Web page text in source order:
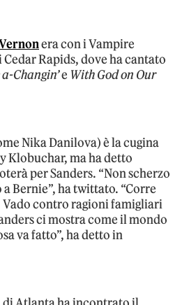
era con i Vampire
Rapids, dove ha cantato
Changin’e With God on Our
Nika Danilova) è la cugina
Klobuchar, ma ha detto
per Sanders. “Non scherzo
Bernie”, ha twittato. “Corre
contro ragioni famigliari
ci mostra come il mondo
va fatto”, ha detto in